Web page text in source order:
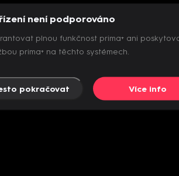
není podporováno
plnou funkčnost prima+ ani
prima+ na těchto systémech.
pokračovat Více info